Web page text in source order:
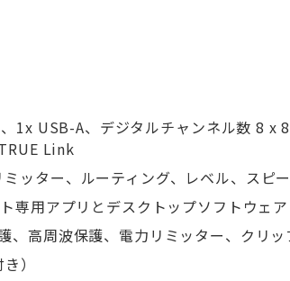
1x USB-A、デジタルチャンネル数 8 x 8
Link
ッター、ルーティング、レベル、スピ
専用アプリとデスクトップソフトウェア
、高周波保護、電力リミッター、クリッ
）